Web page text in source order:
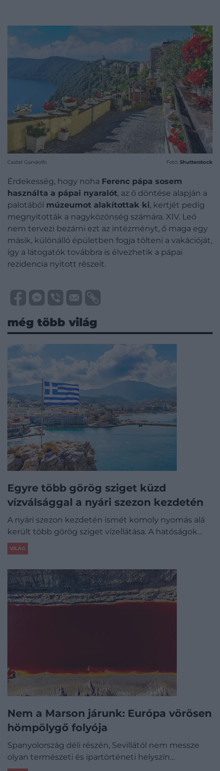
Castel Gandolfo Fotó: Shutterstock
Érdekesség, hogy noha Ferenc pápa sosem
használta a pápai nyaralót, az ő döntése alapján a
palotából múzeumot alakítottak ki, kertjét pedig
megnyitották a nagyközönség számára. XIV. Leó
nem tervezi bezárni ezt az intézményt, ő maga egy
másik, különálló épületben fogja tölteni a vakációját,
így a látogatók továbbra is élvezhetik a pápai
rezidencia nyitott részeit.
még több világ
Egyre több görög sziget küzd
vízválsággal a nyári szezon kezdetén
A nyári szezon kezdetén ismét komoly nyomás alá
került több görög sziget vízellátása. A hatóságok…
VILÁG
Nem a Marson járunk: Európa vörösen
hömpölygő folyója
Spanyolország déli részén, Sevillától nem messze
olyan természeti és ipartörténeti helyszín…